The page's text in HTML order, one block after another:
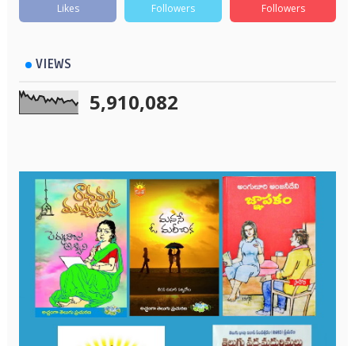
Likes Followers Followers
VIEWS
5,910,082